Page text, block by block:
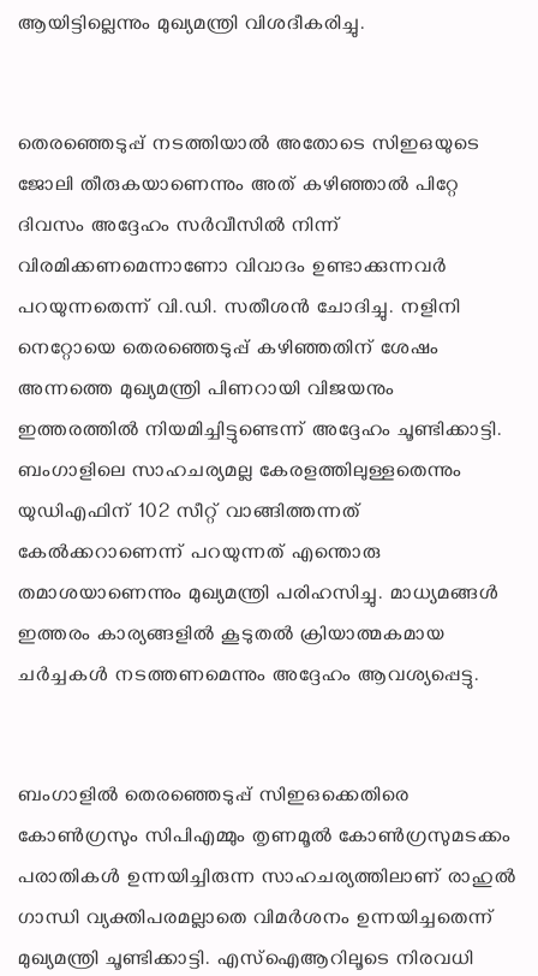
ആയിട്ടില്ലെന്നും മുഖ്യമന്ത്രി വിശദീകരിച്ചു.
തെരഞ്ഞെടുപ്പ് നടത്തിയാൽ അതോടെ സിഇഒയുടെ
ജോലി തീരുകയാണെന്നും അത് കഴിഞ്ഞാൽ പിറ്റേ
ദിവസം അദ്ദേഹം സർവീസിൽ നിന്ന്
വിരമിക്കണമെന്നാണോ വിവാദം ഉണ്ടാക്കുന്നവർ
പറയുന്നതെന്ന് വി.ഡി. സതീശൻ ചോദിച്ചു. നളിനി
നെറ്റോയെ തെരഞ്ഞെടുപ്പ് കഴിഞ്ഞതിന് ശേഷം
അന്നത്തെ മുഖ്യമന്ത്രി പിണറായി വിജയനും
ഇത്തരത്തിൽ നിയമിച്ചിട്ടുണ്ടെന്ന് അദ്ദേഹം ചൂണ്ടിക്കാട്ടി.
ബംഗാളിലെ സാഹചര്യമല്ല കേരളത്തിലുള്ളതെന്നും
യുഡിഎഫിന് 102 സീറ്റ് വാങ്ങിത്തന്നത്
കേൽക്കറാണെന്ന് പറയുന്നത് എന്തൊരു
തമാശയാണെന്നും മുഖ്യമന്ത്രി പരിഹസിച്ചു. മാധ്യമങ്ങൾ
ഇത്തരം കാര്യങ്ങളിൽ കൂടുതൽ ക്രിയാത്മകമായ
ചർച്ചകൾ നടത്തണമെന്നും അദ്ദേഹം ആവശ്യപ്പെട്ടു.
ബംഗാളിൽ തെരഞ്ഞെടുപ്പ് സിഇഒക്കെതിരെ
കോൺഗ്രസും സിപിഎമ്മും തൃണമൂൽ കോൺഗ്രസുമടക്കം
പരാതികൾ ഉന്നയിച്ചിരുന്ന സാഹചര്യത്തിലാണ് രാഹുൽ
ഗാന്ധി വ്യക്തിപരമല്ലാതെ വിമർശനം ഉന്നയിച്ചതെന്ന്
മുഖ്യമന്ത്രി ചൂണ്ടിക്കാട്ടി. എസ്ഐആറിലൂടെ നിരവധി